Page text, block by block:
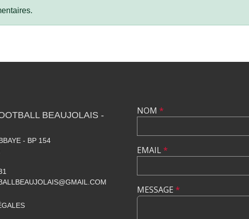
BEAUJOLAIS -
- BP 154
NOM *
EMAIL*
MESSAGE *